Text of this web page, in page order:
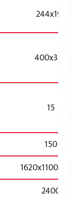
244x195
400x300
15
150
2400